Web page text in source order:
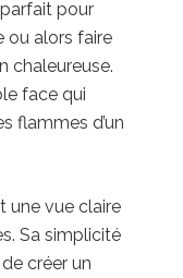
pour
ou alors faire
chaleureuse.
face qui
flammes d’un
une vue claire
Sa simplicité
créer un